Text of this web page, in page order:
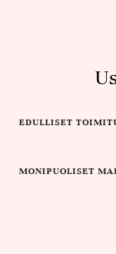
EDULLISET
MONIPUOLISET